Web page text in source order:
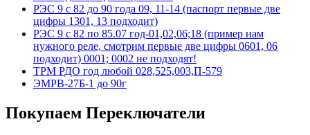
РЭС 9 с 82 до 90 года 09, 11-14 (паспорт первые две
цифры 1301, 13 подходит)
РЭС 9 с 82 по 85.07 год-01,02,06;18 (пример нам
нужного реле, смотрим первые две цифры 0601, 06
подходит) 0001; 0002 не подходят!
ТРМ РДО год любой 028,525,003,П-579
ЭМРВ-27Б-1 до 90г
Покупаем Переключатели